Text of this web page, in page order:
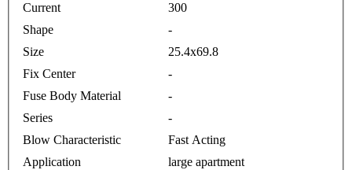
Current
300
Shape
-
Size
25.4x69.8
Fix Center
-
Fuse Body Material
-
Series
-
Blow Characteristic
Fast Acting
Application
large apartment